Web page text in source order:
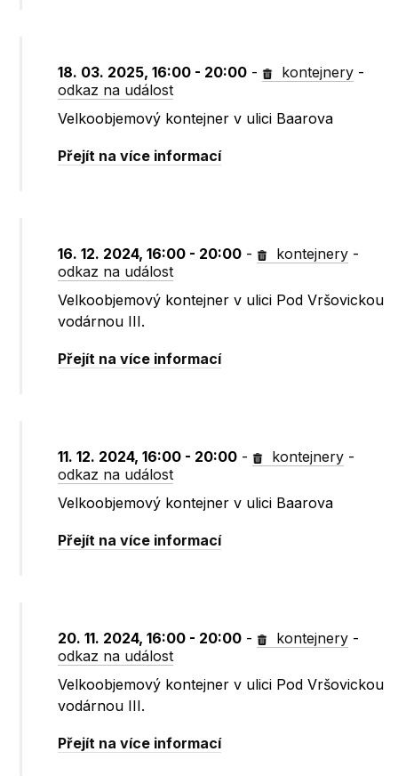
18. 03. 2025, 16:00 - 20:00 - kontejnery -
odkaz na událost
Velkoobjemový kontejner v ulici Baarova
Přejít na více informací
16. 12. 2024, 16:00 - 20:00 - kontejnery -
odkaz na událost
Velkoobjemový kontejner v ulici Pod Vršovickou
vodárnou III.
Přejít na více informací
11. 12. 2024, 16:00 - 20:00 - kontejnery -
odkaz na událost
Velkoobjemový kontejner v ulici Baarova
Přejít na více informací
20. 11. 2024, 16:00 - 20:00 - kontejnery -
odkaz na událost
Velkoobjemový kontejner v ulici Pod Vršovickou
vodárnou III.
Přejít na více informací